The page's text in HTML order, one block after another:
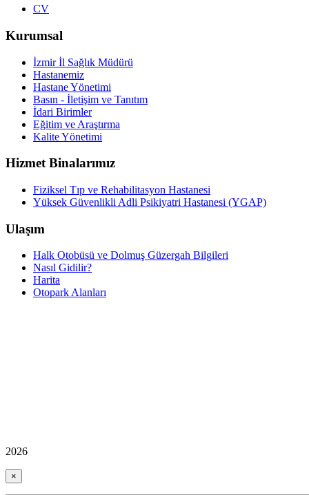
CV
Kurumsal
İzmir İl Sağlık Müdürü
Hastanemiz
Hastane Yönetimi
Basın - İletişim ve Tanıtım
İdari Birimler
Eğitim ve Araştırma
Kalite Yönetimi
Hizmet Binalarımız
Fiziksel Tıp ve Rehabilitasyon Hastanesi
Yüksek Güvenlikli Adli Psikiyatri Hastanesi (YGAP)
Ulaşım
Halk Otobüsü ve Dolmuş Güzergah Bilgileri
Nasıl Gidilir?
Harita
Otopark Alanları
2026
×